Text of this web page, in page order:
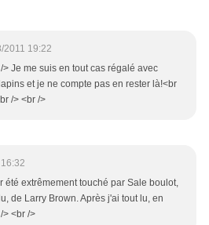
2011 19:22
> Je me suis en tout cas régalé avec
et je ne compte pas en rester là!<br
/> <br />
été extrêmement touché par Sale boulot,
de Larry Brown. Après j'ai tout lu, en
> <br />